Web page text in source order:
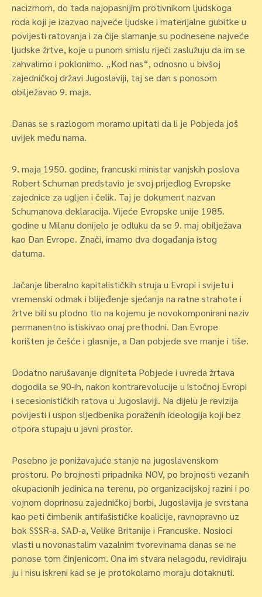
nacizmom, do tada najopasnijim protivnikom ljudskoga
roda koji je izazvao najveće ljudske i materijalne gubitke u
povijesti ratovanja i za čije slamanje su podnesene najveće
ljudske žrtve, koje u punom smislu riječi zaslužuju da im se
zahvalimo i poklonimo. „Kod nas“, odnosno u bivšoj
zajedničkoj državi Jugoslaviji, taj se dan s ponosom
obilježavao 9. maja.
Danas se s razlogom moramo upitati da li je Pobjeda još
uvijek među nama.
9. maja 1950. godine, francuski ministar vanjskih poslova
Robert Schuman predstavio je svoj prijedlog Evropske
zajednice za ugljen i čelik. Taj je dokument nazvan
Schumanova deklaracija. Vijeće Evropske unije 1985.
godine u Milanu donijelo je odluku da se 9. maj obilježava
kao Dan Evrope. Znači, imamo dva događanja istog
datuma.
Jačanje liberalno kapitalističkih struja u Evropi i svijetu i
vremenski odmak i blijeđenje sjećanja na ratne strahote i
žrtve bili su plodno tlo na kojemu je novokomponirani naziv
permanentno istiskivao onaj prethodni. Dan Evrope
korišten je češće i glasnije, a Dan pobjede sve manje i tiše.
Dodatno narušavanje digniteta Pobjede i uvreda žrtava
dogodila se 90-ih, nakon kontrarevolucije u istočnoj Evropi
i secesionističkih ratova u Jugoslaviji. Na dijelu je revizija
povijesti i uspon sljedbenika poraženih ideologija koji bez
otpora stupaju u javni prostor.
Posebno je ponižavajuće stanje na jugoslavenskom
prostoru. Po brojnosti pripadnika NOV, po brojnosti vezanih
okupacionih jedinica na terenu, po organizacijskoj razini i po
vojnom doprinosu zajedničkoj borbi, Jugoslavija je svrstana
kao peti čimbenik antifašističke koalicije, ravnopravno uz
bok SSSR-a. SAD-a, Velike Britanije i Francuske. Nosioci
vlasti u novonastalim vazalnim tvorevinama danas se ne
ponose tom činjenicom. Ona im stvara nelagodu, revidiraju
ju i nisu iskreni kad se je protokolarno moraju dotaknuti.